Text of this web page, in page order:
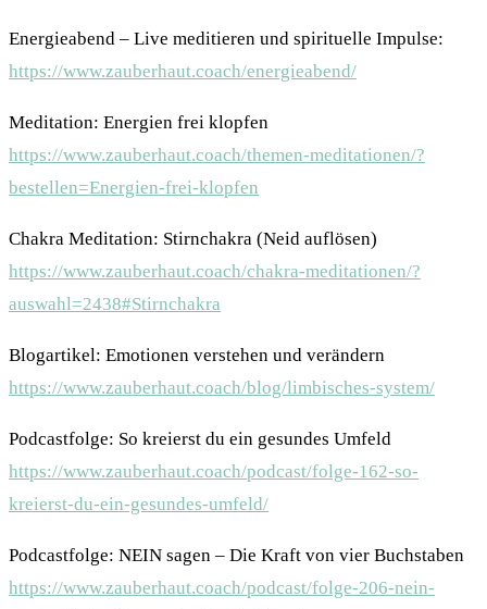
Energieabend – Live meditieren und spirituelle Impulse:
https://www.zauberhaut.coach/energieabend/
Meditation: Energien frei klopfen
https://www.zauberhaut.coach/themen-meditationen/?
bestellen=Energien-frei-klopfen
Chakra Meditation: Stirnchakra (Neid auflösen)
https://www.zauberhaut.coach/chakra-meditationen/?
auswahl=2438#Stirnchakra
Blogartikel: Emotionen verstehen und verändern
https://www.zauberhaut.coach/blog/limbisches-system/
Podcastfolge: So kreierst du ein gesundes Umfeld
https://www.zauberhaut.coach/podcast/folge-162-so-
kreierst-du-ein-gesundes-umfeld/
Podcastfolge: NEIN sagen – Die Kraft von vier Buchstaben
https://www.zauberhaut.coach/podcast/folge-206-nein-